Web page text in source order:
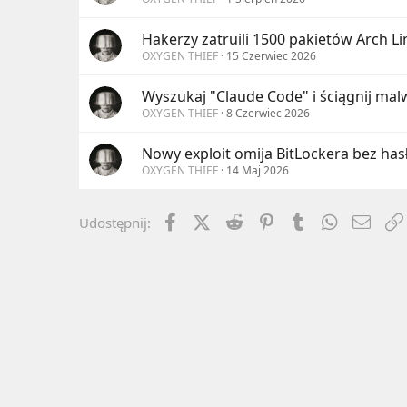
Producent wibratorów
wartościową w tej branży
Jak zakończyła się sprawa?
osoby, które tylko
Hakerzy zatruili 1500 pakietów Arch
OXYGEN THIEF 15 Czerwiec 2026
Wyszukaj "Claude Code" i ściągnij
OXYGEN THIEF 8 Czerwiec 2026
Nowy exploit omija BitLockera bez
OXYGEN THIEF 14 Maj 2026
Udostępnij: FacebookX (Twitter)
Reddit PinterestTumblrWhatsApp
Email